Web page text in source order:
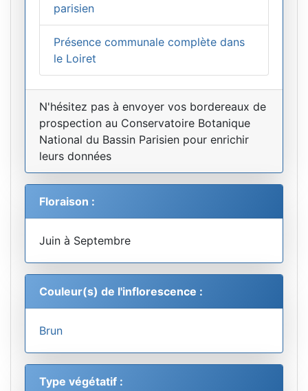
parisien
Présence communale complète dans
le Loiret
N'hésitez pas à envoyer vos bordereaux de
prospection au Conservatoire Botanique
National du Bassin Parisien pour enrichir
leurs données
Floraison :
Juin à Septembre
Couleur(s) de l'inflorescence :
Brun
Type végétatif :